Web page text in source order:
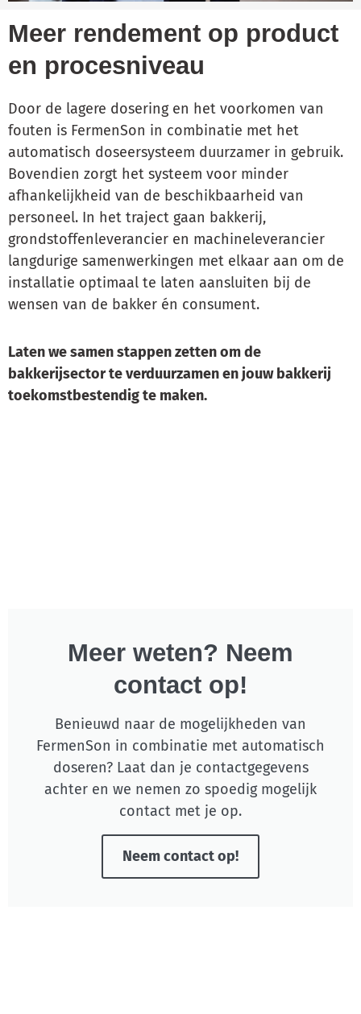
Meer rendement op product
en procesniveau
Door de lagere dosering en het voorkomen van
fouten is FermenSon in combinatie met het
automatisch doseersysteem duurzamer in gebruik.
Bovendien zorgt het systeem voor minder
afhankelijkheid van de beschikbaarheid van
personeel. In het traject gaan bakkerij,
grondstoffenleverancier en machineleverancier
langdurige samenwerkingen met elkaar aan om de
installatie optimaal te laten aansluiten bij de
wensen van de bakker én consument.
Laten we samen stappen zetten om de
bakkerijsector te verduurzamen en jouw bakkerij
toekomstbestendig te maken.
Meer weten? Neem
contact op!
Benieuwd naar de mogelijkheden van
FermenSon in combinatie met automatisch
doseren? Laat dan je contactgegevens
achter en we nemen zo spoedig mogelijk
contact met je op.
Neem contact op!